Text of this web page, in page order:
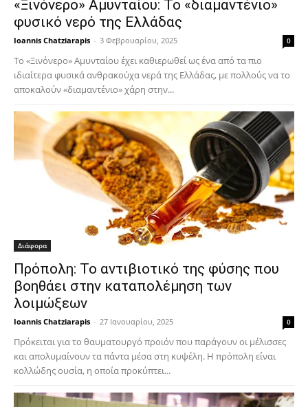
«Ξινόνερο» Αμυνταίου: Το «διαμαντένιο»
φυσικό νερό της Ελλάδας
Ioannis Chatziarapis - 3 Φεβρουαρίου, 2025 0
Το «Ξινόνερο» Αμυνταίου έχει καθιερωθεί ως ένα από τα πιο
ιδιαίτερα φυσικά ανθρακούχα νερά της Ελλάδας, με πολλούς να το
αποκαλούν «διαμαντένιο» χάρη στην...
Διάφορα
Πρόπολη: Το αντιβιοτικό της φύσης που
βοηθάει στην καταπολέμηση των
λοιμώξεων
Ioannis Chatziarapis - 27 Ιανουαρίου, 2025 0
Πρόκειται για το θαυματουργό προιόν που παράγουν οι μέλισσες
και απολυμαίνουν τα πάντα μέσα στη κυψέλη. Η πρόπολη είναι
κολλώδης ουσία, η οποία προκύπτει...